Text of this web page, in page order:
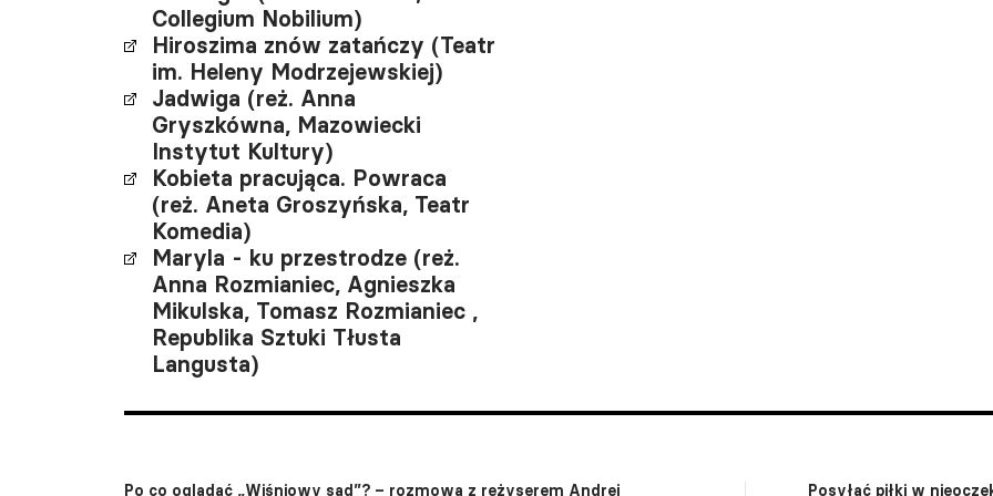
Collegium Nobilium)
Hiroszima znów zatańczy (Teatr
im. Heleny Modrzejewskiej)
Jadwiga (reż. Anna
Gryszkówna, Mazowiecki
Instytut Kultury)
Kobieta pracująca. Powraca
(reż. Aneta Groszyńska, Teatr
Komedia)
Maryla - ku przestrodze (reż.
Anna Rozmianiec, Agnieszka
Mikulska, Tomasz Rozmianiec ,
Republika Sztuki Tłusta
Langusta)
Po co oglądać „Wiśniowy sad”? – rozmowa z reżyserem Andrei Posyłać piłki w